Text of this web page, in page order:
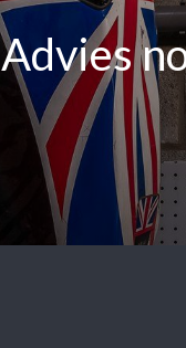
Advies